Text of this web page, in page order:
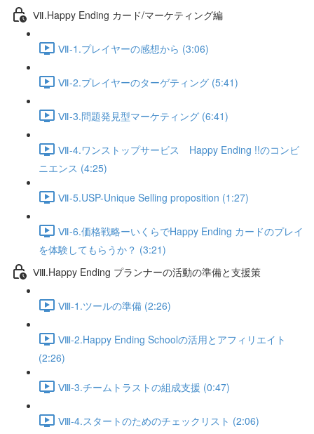
Ⅶ.Happy Ending カード/マーケティング編
Ⅶ-1.プレイヤーの感想から (3:06)
Ⅶ-2.プレイヤーのターゲティング (5:41)
Ⅶ-3.問題発見型マーケティング (6:41)
Ⅶ-4.ワンストップサービス Happy Ending !!のコンビ
ニエンス (4:25)
Ⅶ-5.USP-Unique Selling proposition (1:27)
Ⅶ-6.価格戦略ーいくらでHappy Ending カードのプレイ
を体験してもらうか？ (3:21)
Ⅷ.Happy Ending プランナーの活動の準備と支援策
Ⅷ-1.ツールの準備 (2:26)
Ⅷ-2.Happy Ending Schoolの活用とアフィリエイト
(2:26)
Ⅷ-3.チームトラストの組成支援 (0:47)
Ⅷ-4.スタートのためのチェックリスト (2:06)